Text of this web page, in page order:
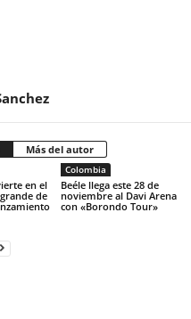
Más del autor
en el
de
Colombia
Beéle llega este 28 de
noviembre al Davi Arena
con «Borondo Tour»